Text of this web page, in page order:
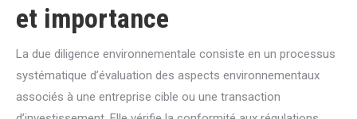
et importance
La due diligence environnementale consiste en un processus
systématique d’évaluation des aspects environnementaux
associés à une entreprise cible ou une transaction